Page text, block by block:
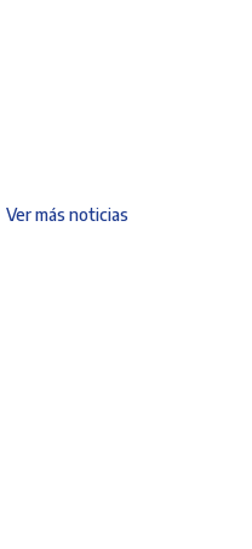
Ver más noticias